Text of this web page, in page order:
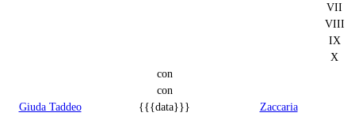
VII
VIII
IX
X
con
con
Giuda Taddeo
{{{data}}} Zaccaria